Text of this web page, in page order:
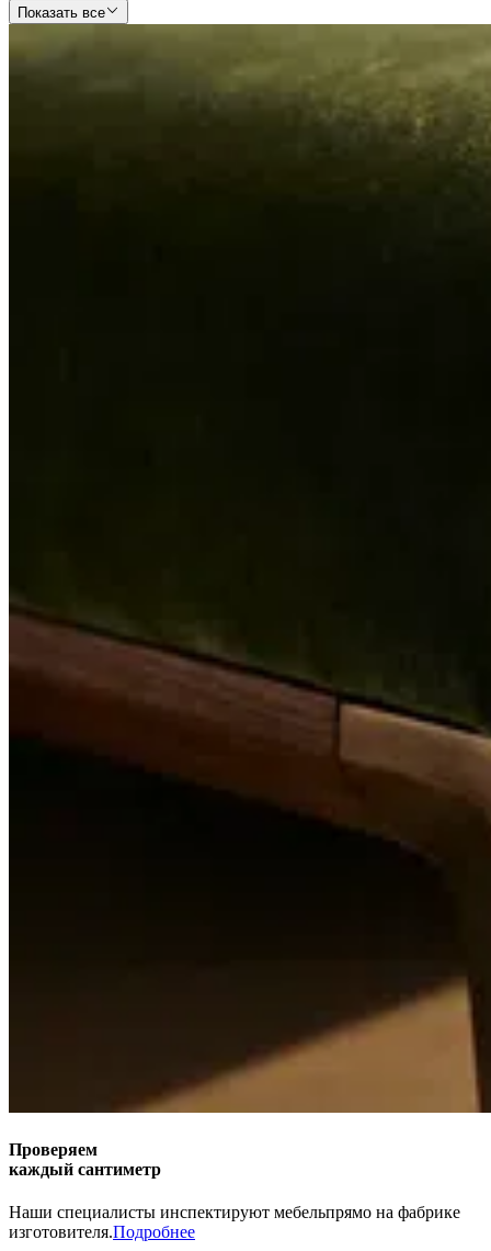
Показать все
Проверяем
каждый сантиметр
Наши специалисты инспектируют мебельпрямо на фабрике
изготовителя.Подробнее